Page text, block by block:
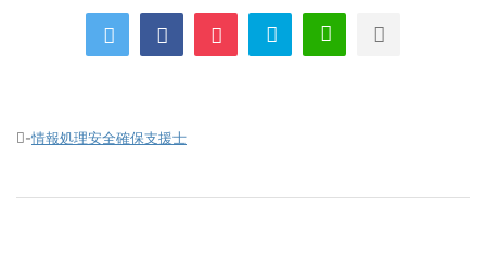
-情報処理安全確保支援士